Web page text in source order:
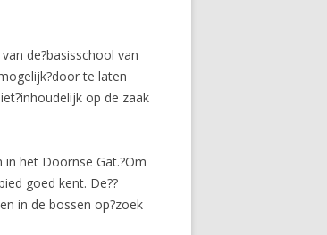
de?basisschool van
te laten
op de zaak
het Doornse Gat.?Om
goed kent. De??
in de bossen op?zoek